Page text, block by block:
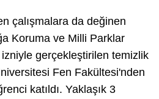
çalışmalara da değinen
Koruma ve Milli Parklar
gerçekleştirilen temizlik
Fen Fakültesi'nden
katıldı. Yaklaşık 3